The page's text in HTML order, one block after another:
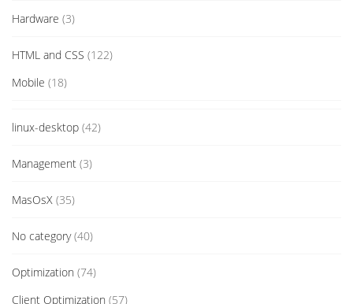
Hardware (3)
HTML and CSS (122)
Mobile (18)
linux-desktop (42)
Management (3)
MasOsX (35)
No category(40)
Optimization (74)
Client Optimization (57)